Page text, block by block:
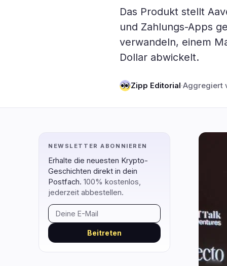
Top 10 & Top 100
3
Kreditvergabe 0 Upgrades
Mining
↑ ↓ navigieren ↵ öffnen
Das Produkt stellt
und Zahlungs-Apps
verwandeln, einem
Dollar abwickelt.
Zipp Editorial·Aggregiert
NEWSLETTER ABONNIEREN
Erhalte die neuesten Krypto-
Geschichten direkt in dein
Postfach. 100% kostenlos,
jederzeit abbestellen.
Beitreten